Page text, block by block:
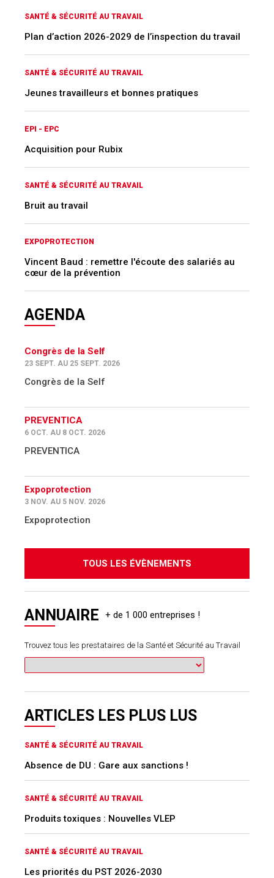
SANTÉ & SÉCURITÉ AU TRAVAIL
Plan d’action 2026-2029 de l’inspection du travail
SANTÉ & SÉCURITÉ AU TRAVAIL
Jeunes travailleurs et bonnes pratiques
EPI - EPC
Acquisition pour Rubix
SANTÉ & SÉCURITÉ AU TRAVAIL
Bruit au travail
EXPOPROTECTION
Vincent Baud : remettre l'écoute des salariés au
cœur de la prévention
AGENDA
Congrès de la Self
23 SEPT. AU 25 SEPT. 2026
Congrès de la Self
PREVENTICA
6 OCT. AU 8 OCT. 2026
PREVENTICA
Expoprotection
3 NOV. AU 5 NOV. 2026
Expoprotection
TOUS LES ÉVÈNEMENTS
ANNUAIRE
Trouvez tous les prestataires de la Santé et Sécurité au Travail
ARTICLES LES PLUS LUS
SANTÉ & SÉCURITÉ AU TRAVAIL
Absence de DU : Gare aux sanctions !
SANTÉ & SÉCURITÉ AU TRAVAIL
Produits toxiques : Nouvelles VLEP
SANTÉ & SÉCURITÉ AU TRAVAIL
Les priorités du PST 2026-2030